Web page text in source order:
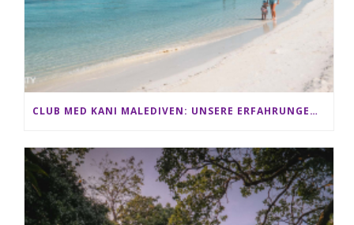
CLUB MED KANI MALEDIVEN: UNSERE ERFAHRUNGEN IM ALL-INCLUSIVE PARADIES